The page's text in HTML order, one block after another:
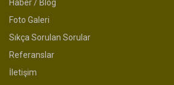
Haber / Blog
Foto Galeri
Sıkça Sorulan Sorular
Referanslar
İletişim